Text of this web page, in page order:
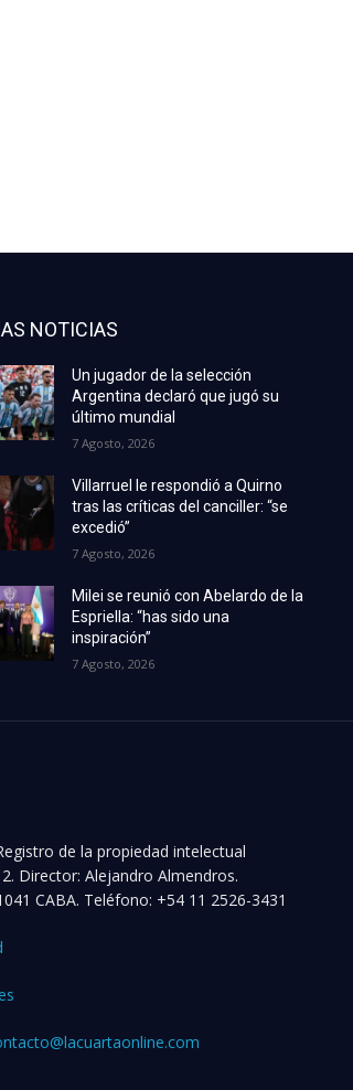
NOTICIAS
Un jugador de la selección
Argentina declaró que jugó su
último mundial
7 Agosto, 2026
Villarruel le respondió a Quirno
tras las críticas del canciller: “se
excedió”
7 Agosto, 2026
Milei se reunió con Abelardo de la
Espriella: “has sido una
inspiración”
7 Agosto, 2026
de la propiedad intelectual
Director: Alejandro Almendros.
CABA. Teléfono: +54 11 2526-3431